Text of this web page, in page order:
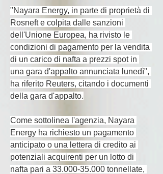
"Nayara Energy, in parte di proprietà di
Rosneft e colpita dalle sanzioni
dell'Unione Europea, ha rivisto le
condizioni di pagamento per la vendita
di un carico di nafta a prezzi spot in
una gara d'appalto annunciata lunedì",
ha riferito Reuters, citando i documenti
della gara d'appalto.
Come sottolinea l'agenzia, Nayara
Energy ha richiesto un pagamento
anticipato o una lettera di credito ai
potenziali acquirenti per un lotto di
nafta pari a 33.000-35.000 tonnellate,